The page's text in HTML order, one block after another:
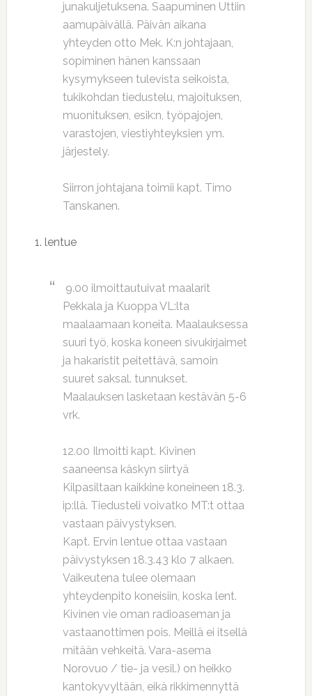
junakuljetuksena. Saapuminen Uttiin
aamupäivällä. Päivän aikana
yhteyden otto Mek. K:n johtajaan,
sopiminen hänen kanssaan
kysymykseen tulevista seikoista,
tukikohdan tiedustelu, majoituksen,
muonituksen, esik:n, työpajojen,
varastojen, viestiyhteyksien ym.
järjestely.
Siirron johtajana toimii kapt. Timo
Tanskanen.
1. lentue
9.00 ilmoittautuivat maalarit
Pekkala ja Kuoppa VL:lta
maalaamaan koneita. Maalauksessa
suuri työ, koska koneen sivukirjaimet
ja hakaristit peitettävä, samoin
suuret saksal. tunnukset.
Maalauksen lasketaan kestävän 5-6
vrk.
12.00 Ilmoitti kapt. Kivinen
saaneensa käskyn siirtyä
Kilpasiltaan kaikkine koneineen 18.3.
ip:llä. Tiedusteli voivatko MT:t ottaa
vastaan päivystyksen.
Kapt. Ervin lentue ottaa vastaan
päivystyksen 18.3.43 klo 7 alkaen.
Vaikeutena tulee olemaan
yhteydenpito koneisiin, koska lent.
Kivinen vie oman radioaseman ja
vastaanottimen pois. Meillä ei itsellä
mitään vehkeitä. Vara-asema
Norovuo / tie- ja vesil.) on heikko
kantokyvyltään, eikä rikkimennyttä